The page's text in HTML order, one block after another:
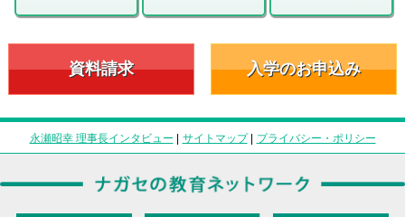
資料請求 入学のお申込み
永瀬昭幸 理事長インタビュー | サイトマップ| プライバシー・ポリシー